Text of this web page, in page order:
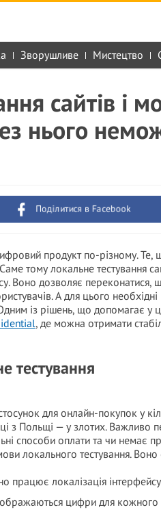
Зворушливе Мистецтво
сайтів і
нього
Поділитися в Facebook
продукт по-різному.
тому локальне тестування
Воно дозволяє переконатися,
А для цього
із рішень, що допомагає у
, де можна отримати
тестування
для онлайн-покупок у
з Польщі — у злотих. Важливо
способи оплати та чи немає
локального тестування.
працює локалізація
цифри для кожного